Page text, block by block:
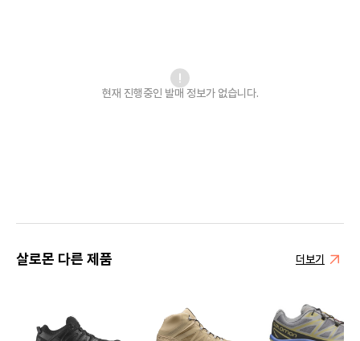
현재 진행중인 발매 정보가 없습니다.
살로몬 다른 제품 더보기